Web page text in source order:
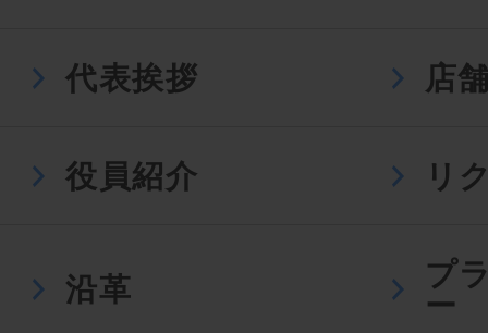
代表挨拶 店
役員紹介 リ
沿革
プ
ー